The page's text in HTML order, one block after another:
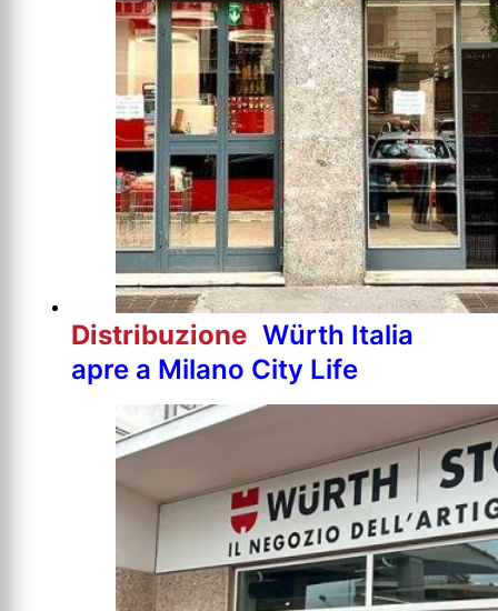
Distribuzione Würth Italia
apre a Milano City Life